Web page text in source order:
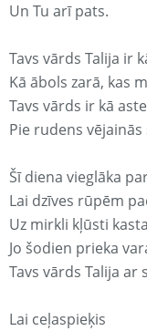
Un Tu arī pats.
Tavs vārds Talija ir
Kā ābols zarā, kas
Tavs vārds ir kā
Pie rudens vējainās
Šī diena vieglāka
Lai dzīves rūpēm
Uz mirkli kļūsti
Jo šodien prieka
Tavs vārds Talija ar
Lai ceļaspieķis